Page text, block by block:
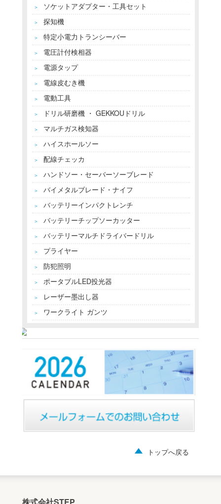
＞ ソケットアダプター・工具セット
＞ 探知機
＞ 特定小電力トランシーバー
＞ 電圧計付検相器
＞ 電源タップ
＞ 電線皮むき機
＞ 電動工具
＞ ドリル研磨機 ・ ‎GEKKOUドリル
＞ マルチガス検知器
＞ ハイスホールソー
＞ 配線チェッカ
＞ ハンドソー・セーバーソーブレード
＞ バイメタルブレード・ナイフ
＞ バッテリーインパクトレンチ
＞ バッテリーチップソーカッター
＞ バッテリーマルチドライバードリル
＞ プライヤー
＞ 防犯照明
＞ ポータブルLED投光器
＞ レーザー墨出し器
＞ ワークライト ガンツ
トップへ戻る